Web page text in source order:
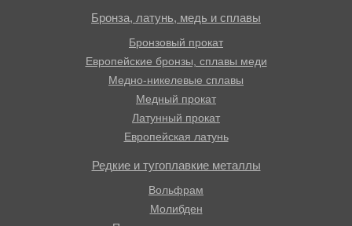
Бронза, латунь, медь и сплавы
Бронзовый прокат
Европейские бронзы, сплавы меди
Медно-никелевые сплавы
Медный прокат
Латунный прокат
Европейская латунь
Редкие и тугоплавкие металлы
Вольфрам
Молибден